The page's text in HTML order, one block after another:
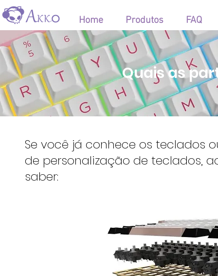
Home Produtos FAQ
Quais as
Se você já conhece os teclados
de personalização de teclados,
saber: